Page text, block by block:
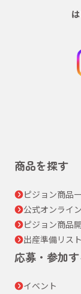
商品を探す
ピジョン商品
公式オンライ
ピジョン商品
出産準備リスト
応募・参加す
イベント